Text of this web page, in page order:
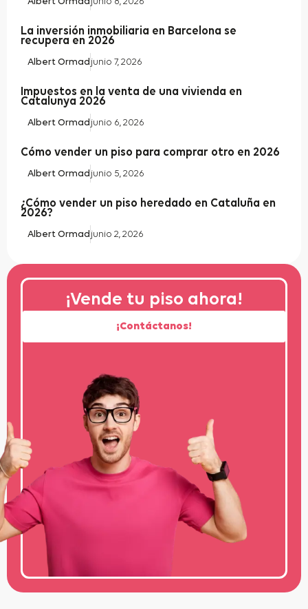
La inversión inmobiliaria en Barcelona se
recupera en 2026
Albert Ormad junio 7, 2026
Impuestos en la venta de una vivienda en
Catalunya 2026
Albert Ormad junio 6, 2026
Cómo vender un piso para comprar otro en 2026
Albert Ormad junio 5, 2026
¿Cómo vender un piso heredado en Cataluña en
2026?
Albert Ormad junio 2, 2026
¡Vende tu piso ahora!
¡Contáctanos!